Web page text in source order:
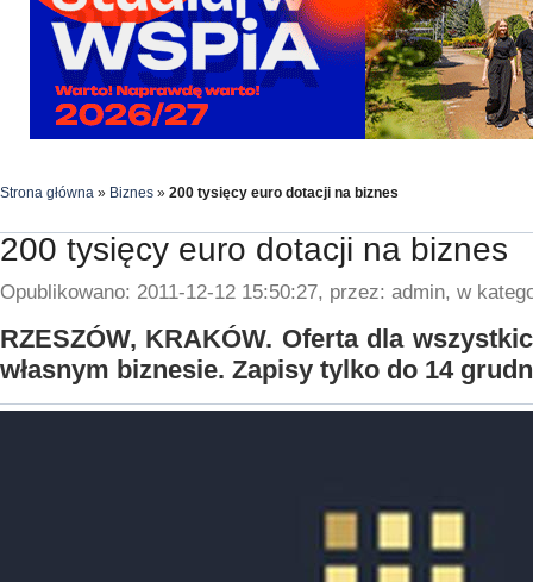
Strona główna » Biznes » 200 tysięcy euro dotacji na biznes
200 tysięcy euro dotacji na biznes
Opublikowano: 2011-12-12 15:50:27, przez: admin, w
RZESZÓW, KRAKÓW. Oferta dla
własnym biznesie. Zapisy tylko do 14